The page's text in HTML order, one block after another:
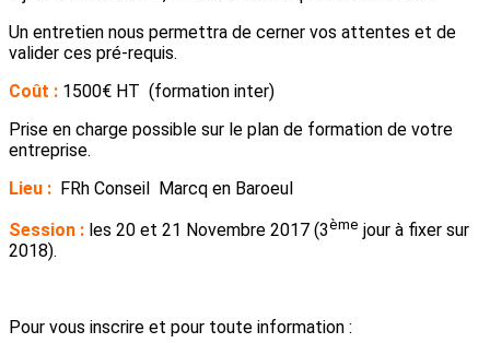
Un entretien nous permettra de cerner vos attentes et de
valider ces pré-requis.
Coût : 1500€ HT (formation inter)
Prise en charge possible sur le plan de formation de votre
entreprise.
Lieu : FRh Conseil Marcq en Baroeul
Session : les 20 et 21 Novembre 2017 (3ème jour à fixer sur
2018).
Pour vous inscrire et pour toute information :